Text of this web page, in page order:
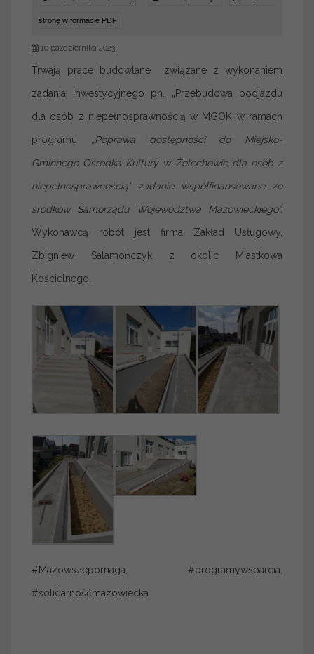
stronę w formacie PDF
10 października 2023
Trwają prace budowlane związane z wykonaniem
zadania inwestycyjnego pn. „Przebudowa podjazdu
dla osób z niepełnosprawnością w MGOK w ramach
programu „Poprawa dostępności do Miejsko-
Gminnego Ośrodka Kultury w Żelechowie dla osób z
niepełnosprawnością” zadanie współfinansowane ze
środków Samorządu Województwa Mazowieckiego”.
Wykonawcą robót jest firma Zakład Usługowy,
Zbigniew Salamończyk z okolic Miastkowa
Kościelnego.
#Mazowszepomaga, #programywsparcia,
#solidarnośćmazowiecka